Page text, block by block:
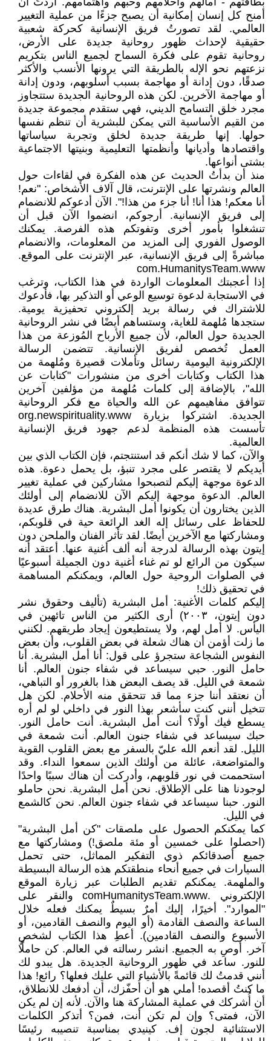
أمنح كل إنسان إمكانية أن يصبح جزءًا من عملية التغيير
العالمي. لقد تصورتُ فريق الإنسانية كحركة شعبية
حقيقية لإحداث ظهور روحانية جديدة على الأرض،
روحانية تقوم على فكرة السماح لجميع الناس بتكريم
نزعتهم نحو الإله بالطريقة التي يرونها الأنسب والأكثر
صدقًا، دون إدانة أو مهاجمة بسبب أسلوبهم، ودون إدانة
أو مهاجمة الآخرين. لكن هذه الروحانية الجديدة ستتجاوز
مجرد خلق التسامح الديني، فهي ستقدم مجموعة جديدة
من القيم الأساسية التي يمكن للبشرية أن تنظم نفسها
حولها. إنها طريقة جديدة لخلق وتجربة سياساتها
واقتصادها وأديانها وأنظمتها التعليمية وبنيتها الاجتماعية
بشتى أنواعها.
منذ أن بدأتُ الحديث عن هذه الفكرة في لقاءات حول
العالم ونشرتها على الإنترنت، قال آلاف الأشخاص: "نعم!
أنا معكم! هذا أنا! أنا جزء من هذا!". الآن أدعوكم للانضمام
إلى فريق الإنسانية. أرجوكم، انضموا الآن قبل أن
تنشغلوا بأمور أخرى وتفوتكم هذه الفرصة. يمكنك
الوصول الفوري إلى المزيد من المعلومات، والانضمام
مباشرةً إلى فريق الإنسانية، عبر الإنترنت على الموقع.
com.HumanitysTeam.www
إذا أعجبتك المعلومات الواردة في هذا الكتاب، وترغب
في الاستجابة لدعوة توسيع الوعي أو التذكير بها، فأدعوك
للاشتراك في رسالة بريد إلكتروني تحفيزية يومية.
ستجدها مُلهمة للغاية، وستساهم أيضًا في نشر الروحانية
الجديدة حول العالم، لأن جميع الأرباح المُوزعة من هذا
العمل تُخصص لفريق الإنسانية. تتضمن الرسالة
الإلكترونية اليومية رسائل وتأملات قصيرة ومُلهمة من
هذا الكتاب وكتابات أخرى من منشورات "كتابات عن
الله"، بالإضافة إلى كلمات مُلهمة من مؤلفين آخرين
تتوافق مفاهيمهم عن الله والحياة مع فكر الروحانية
الجديدة. اشتركوا بزيارة org.newspirituality.www
تأسست هذه المنظمة لدعم جهود فريق الإنسانية
العالمية.
والآن، كما لا شك أنكم قد استنتجتم، فإن الكتاب الذي بين
أيديكم لا يقتصر على مجرد تنبؤ، بل يحمل دعوة. هذه
الدعوة موجهة إليكم لتصبحوا مشاركين في عملية تغيير
العالم. الدعوة موجهة إليكم الآن للانضمام إلى أولئك
الذين يختارون أن يكونوا أمل البشرية. هناك طرق عديدة
للحفاظ على رسائل إله الغد الرائعة حية في قلوبكم،
ومشاركتها مع الآخرين أيضًا. لقد تأثر الفنان والملحن دون
إيتون بهذه الرسالة لدرجة أنه ألف أغنية عنها. أعتقد أنه
سيكون من الرائع لو تم غناء أغنية دون الجميلة أسبوعيًا
في الصلوات الروحية حول العالم، ويمكنكم المساهمة
في تحقيق ذلك!
إليكم كلمات الأغنية: أمل البشرية (تأليف وحقوق نشر
دون إيتون، ٢٠٠٣) أرى الكثير من الناس تائهين في
اليأس. لا أمل لهم، ولا يستطيعون إيجاد طريقهم. لكنني
ما زلت أؤمن أن هناك شعلة في بعض القلوب، وأن بعض
النفوس الشجاعة ستجرؤ على قول: أنا أمل البشرية. أنا
حامل النور. حبي سيساعد في شفاء جنون العالم. أنا
شمعة في الليل. قد يصف البعض هذا بالغرور أو التباهي،
أن نعتقد أننا جزء مما قد تتحقق منه الأحلام. لكن هل
تتخيل أنني كنت سأشعر بهذا النور في داخلي لو لم أره
يسطع فيك أولًا؟ أنت أمل البشرية. أنت حامل النور.
حبك سيساعد في شفاء جنون العالم. أنت شمعة في
الليل. لقد أنعم الله عليّ بالسفر مع بعض القلوب القوية
والمتواضعة، عائلة من أولئك الذين سمعوا النداء. وقد
استحممت في نور قلوبهم، وأدركت أن هناك سببًا واحدًا
لوجودنا هنا على الإطلاق. نحن أمل البشرية. نحن حاملو
النور. حبنا سيساعد في شفاء جنون العالم. نحن كالشمع
في الليل.
كما يمكنكم الحصول على ملصقات "كن أمل البشرية"
(احصلوا على خمسين أو مئة ملصق!) ومشاركتها مع
جميع أصدقائكم ذوي التفكير المماثل، حتى تحمل
السيارات في جميع أنحاء منطقتكم هذه الرسالة البسيطة
والملهمة. يمكنكم تقديم الطلبات عبر زيارة الموقع
الإلكتروني .comHumanitysTeam.www والنقر على
"الموارد". أخيرًا، إليك أمرٌ بسيطٌ يمكنك فعله خلال
الساعة والنصف القادمة (أو اليوم والنصف القادمين، أو
الأسبوع والنصف القادمين). أعطِ هذا الكتاب لشخصٍ
آخر. أوصِ به الجميع. انشر رسالته في العالم. كن حاملًا
للنور. ساعد في ظهور الروحانية الجديدة. هل يبدو لك
أنني قدمتُ لك قائمةً بالأشياء التي عليك فعلها؟ رائع! هذا
ما كنتُ أقصده! أملي هو أن أُحفّزك، أن أدفعك للانطلاق،
أن أُشركك في عملية المشاركة هنا والآن. لأنه إن لم يكن
الآن، فمتى؟ وإن لم تكن أنت، فمن؟ أتذكر الكلمات
الاستثنائية لجون إف. كينيدي بمناسبة تنصيبه رئيسًا